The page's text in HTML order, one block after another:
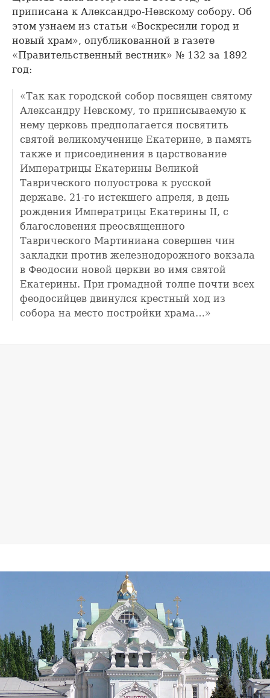
приписана к Александро-Невскому собору. Об
этом узнаем из статьи «Воскресили город и
новый храм», опубликованной в газете
«Правительственный вестник» № 132 за 1892
год:
«Так как городской собор посвящен святому
Александру Невскому, то приписываемую к
нему церковь предполагается посвятить
святой великомученице Екатерине, в память
также и присоединения в царствование
Императрицы Екатерины Великой
Таврического полуострова к русской
державе. 21-го истекшего апреля, в день
рождения Императрицы Екатерины II, с
благословения преосвященного
Таврического Мартиниана совершен чин
закладки против железнодорожного вокзала
в Феодосии новой церкви во имя святой
Екатерины. При громадной толпе почти всех
феодосийцев двинулся крестный ход из
собора на место постройки храма…»